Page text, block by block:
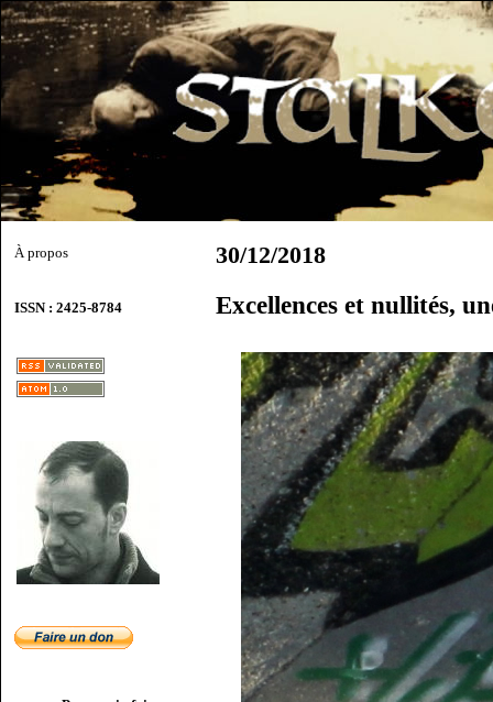
À propos
ISSN : 2425-8784
30/12/2018
Excellences et nullités,